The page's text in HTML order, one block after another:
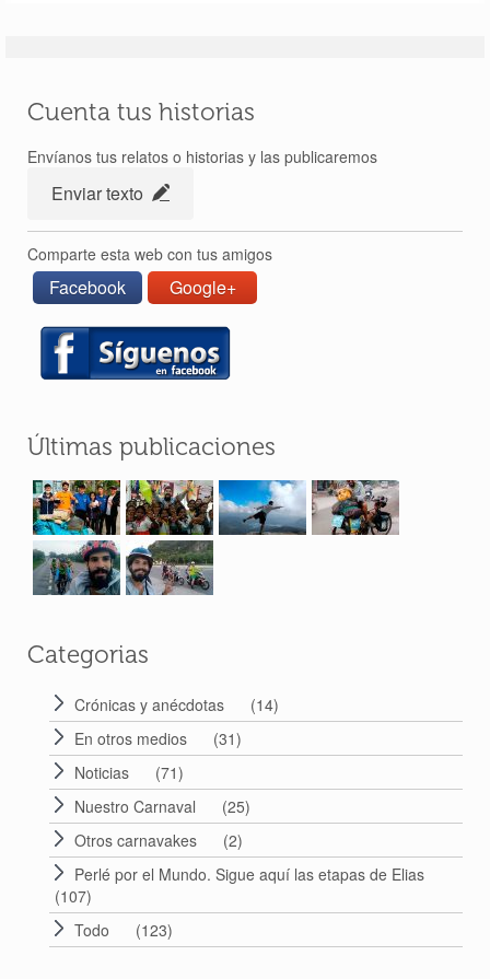
Cuenta tus historias
Envíanos tus relatos o historias y las publicaremos
Enviar texto
Comparte esta web con tus amigos
Facebook Google+
Últimas publicaciones
Categorias
Crónicas y anécdotas
(14)
En otros medios
(31)
Noticias
(71)
Nuestro Carnaval
(25)
Otros carnavakes
(2)
Perlé por el Mundo. Sigue aquí las etapas de Elias
(107)
Todo
(123)